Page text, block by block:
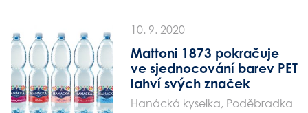
10. 9. 2020
Mattoni 1873 pokračuje
ve sjednocování barev PET
lahví svých značek
Hanácká kyselka, Poděbradka